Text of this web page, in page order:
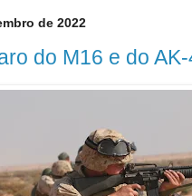
de 2022
do M16 e do